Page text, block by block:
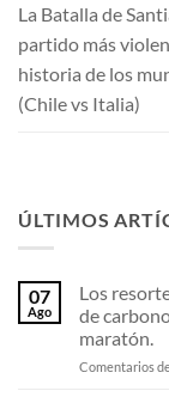
La Batalla de
partido más
historia de los
(Chile vs Italia)
ÚLTIMOS
07
Ago
Los
de
maratón.
Comentarios